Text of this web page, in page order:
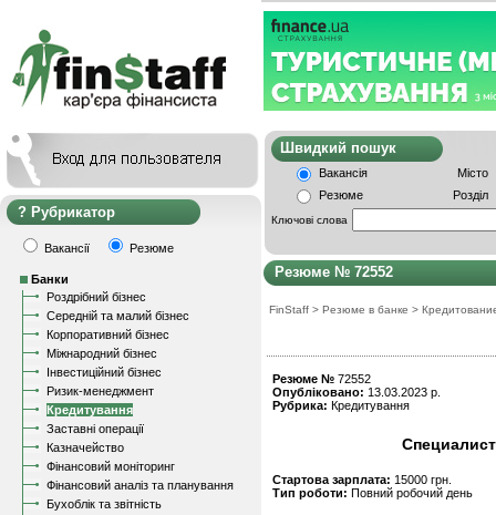
Рубрикатор
Вакансії Резюме
Банки
Роздрібний бізнес
Середній та малий бізнес
Корпоративний бізнес
Міжнародний бізнес
Інвестиційний бізнес
Ризик-менеджмент
Кредитування
Заставні операції
Казначейство
Фінансовий моніторинг
Фінансовий аналіз та планування
Бухоблік та звітність
Швидкий
Вакансія
Місто
Резюме
Розділ
Ключові слова
Резюме № 72552
FinStaff > Резюме в банке >
Резюме № 72552
Опубліковано: 13.03.2023 р.
Рубрика: Кредитування
Стартова зарплата: 15000 грн.
Тип роботи: Повний робочий день